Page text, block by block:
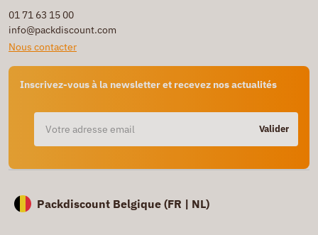
01 71 63 15 00
info@packdiscount.com
Nous contacter
Inscrivez-vous à la newsletter et recevez nos actualités
Valider
Packdiscount Belgique (FR | NL)